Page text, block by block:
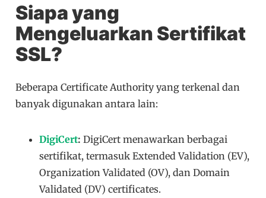
Siapa yang
Mengeluarkan Sertifikat
SSL?
Beberapa Certificate Authority yang terkenal dan
banyak digunakan antara lain:
DigiCert:DigiCert menawarkan berbagai
sertifikat, termasuk Extended Validation (EV),
Organization Validated (OV), dan Domain
Validated (DV) certificates.